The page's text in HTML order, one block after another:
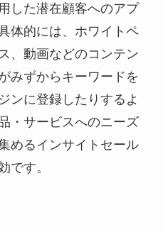
した潜在顧客へのアプ
体的には、ホワイトペ
、動画などのコンテン
みずからキーワードを
ンに登録したりするよ
・サービスへのニーズ
めるインサイトセール
です。